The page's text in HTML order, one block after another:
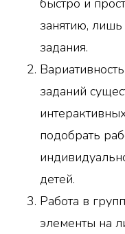
занятию,
задания.
заданий
подобрать
детей.
Работа в
элементы на